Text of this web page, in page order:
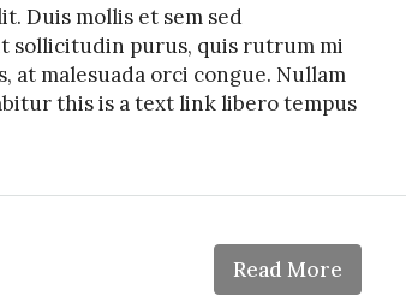
Duis mollis et sem sed
sollicitudin purus, quis rutrum mi
at malesuada orci congue. Nullam
this is a text link libero tempus
Read More